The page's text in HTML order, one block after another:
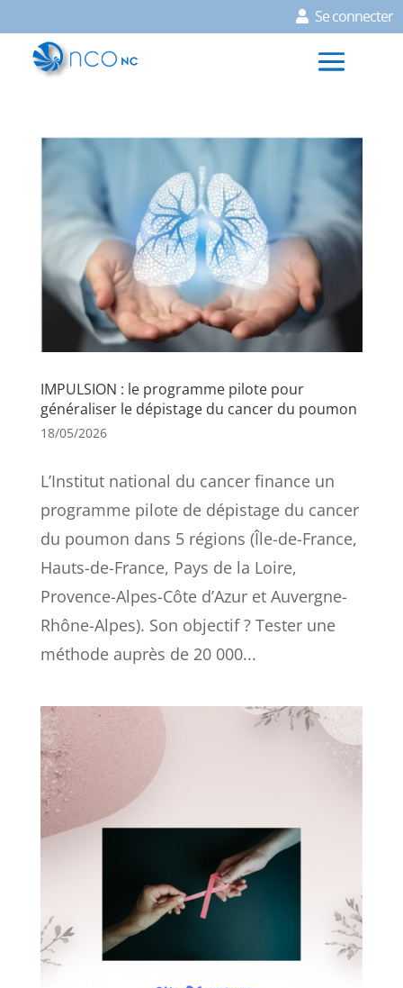
Se connecter
IMPULSION : le programme pilote pour
généraliser le dépistage du cancer du poumon
18/05/2026
L’Institut national du cancer finance un
programme pilote de dépistage du cancer
du poumon dans 5 régions (Île-de-France,
Hauts-de-France, Pays de la Loire,
Provence-Alpes-Côte d’Azur et Auvergne-
Rhône-Alpes). Son objectif ? Tester une
méthode auprès de 20 000...